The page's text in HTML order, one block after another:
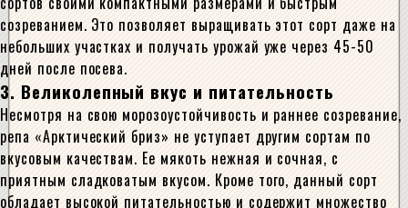
созреванием. Это позволяет выращивать этот сорт даже на
небольших участках и получать урожай уже через 45-50
дней после посева.
3. Великолепный вкус и питательность
Несмотря на свою морозоустойчивость и раннее созревание,
репа «Арктический бриз» не уступает другим сортам по
вкусовым качествам. Ее мякоть нежная и сочная, с
приятным сладковатым вкусом. Кроме того, данный сорт
обладает высокой питательностью и содержит множество